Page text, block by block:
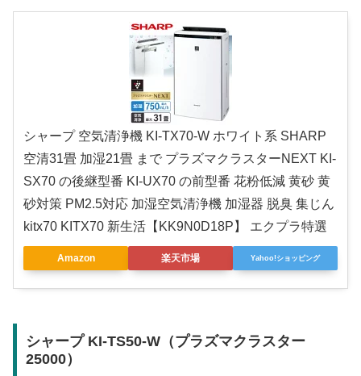
シャープ 空気清浄機 KI-TX70-W ホワイト系 SHARP
空清31畳 加湿21畳 まで プラズマクラスターNEXT KI-
SX70 の後継型番 KI-UX70 の前型番 花粉低減 黄砂 黄
砂対策 PM2.5対応 加湿空気清浄機 加湿器 脱臭 集じん
kitx70 KITX70 新生活【KK9N0D18P】 エクプラ特選
Amazon 楽天市場 Yahoo!ショッピング
シャープ KI-TS50-W（プラズマクラスター
25000）